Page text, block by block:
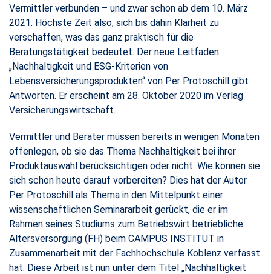
Vermittler verbunden – und zwar schon ab dem 10. März
2021. Höchste Zeit also, sich bis dahin Klarheit zu
verschaffen, was das ganz praktisch für die
Beratungstätigkeit bedeutet. Der neue Leitfaden
„Nachhaltigkeit und ESG-Kriterien von
Lebensversicherungsprodukten“ von Per Protoschill gibt
Antworten. Er erscheint am 28. Oktober 2020 im Verlag
Versicherungswirtschaft.
Vermittler und Berater müssen bereits in wenigen Monaten
offenlegen, ob sie das Thema Nachhaltigkeit bei ihrer
Produktauswahl berücksichtigen oder nicht. Wie können sie
sich schon heute darauf vorbereiten? Dies hat der Autor
Per Protoschill als Thema in den Mittelpunkt einer
wissenschaftlichen Seminararbeit gerückt, die er im
Rahmen seines Studiums zum Betriebswirt betriebliche
Altersversorgung (FH) beim CAMPUS INSTITUT in
Zusammenarbeit mit der Fachhochschule Koblenz verfasst
hat. Diese Arbeit ist nun unter dem Titel „Nachhaltigkeit